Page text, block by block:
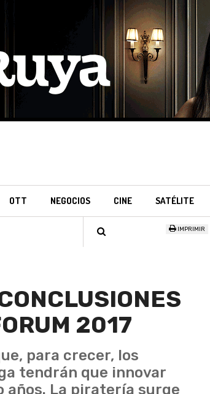
OTT NEGOCIOS CINE SATÉLITE
IMPRIMIR
2017
para crecer, los
tendrán que innovar
La piratería surge